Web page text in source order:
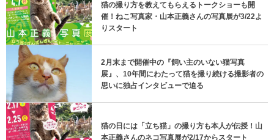
猫の撮り方を教えてもらえるトークショーも開
催！ねこ写真家・山本正義さんの写真展が3/22よ
りスタート
2月末まで開催中の『飼い主のいない猫写真
展』、10年間にわたって猫を撮り続ける撮影者の
思いに独占インタビューで迫る
猫の日には「立ち猫」の撮り方も本人が伝授！山
本正義さんのネコ写真展が2/17からスタート